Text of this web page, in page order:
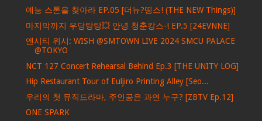
예능 스톤을 찾아라 EP.05 [더뉴?띵스! (THE NEW Things)]
마지막까지 우당탕탕💥 안녕 청춘캉스-! EP.5 [24EVNNE]
엔시티 위시: WISH @SMTOWN LIVE 2024 SMCU PALACE
@TOKYO
NCT 127 Concert Rehearsal Behind Ep.3 [THE UNITY LOG]
Hip Restaurant Tour of Euljiro Printing Alley [Seo...
우리의 첫 뮤직드라마, 주인공은 과연 누구? [ZBTV Ep.12]
ONE SPARK